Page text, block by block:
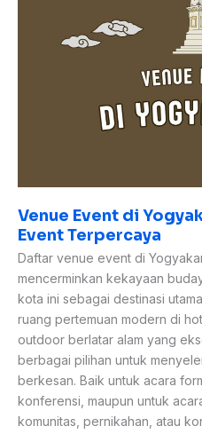
Venue Event di
Event Terpercaya
Daftar venue event di
mencerminkan kekayaan
kota ini sebagai destinasi
ruang pertemuan modern di
outdoor berlatar alam yang
berbagai pilihan untuk
berkesan. Baik untuk acara
konferensi, maupun untuk
komunitas, pernikahan, atau